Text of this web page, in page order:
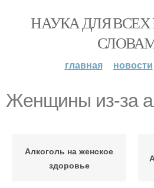
НАУКА ДЛЯ
главная новости
Женщины из-за
Алкоголь на женское
здоровье